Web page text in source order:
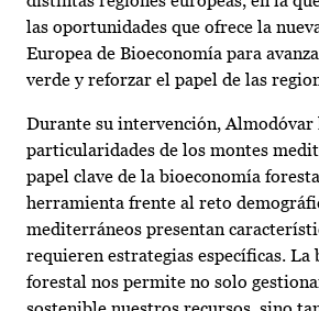
las oportunidades que ofrece la
Europea de Bioeconomía para
verde y reforzar el papel de las
Durante su intervención, Almodóvar
particularidades de los montes
papel clave de la bioeconomía
herramienta frente al reto
mediterráneos presentan
requieren estrategias específicas. La
forestal nos permite no solo